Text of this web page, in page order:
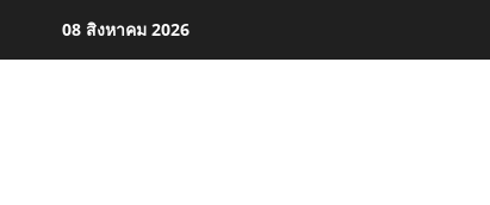
08 สิงหาคม 2026